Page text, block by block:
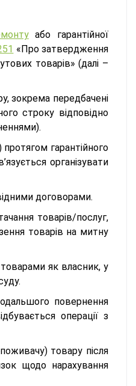
або гарантійної
«Про затвердження
товарів» (далі –
зокрема передбачені
строку відповідно
гарантійного
організувати
договорами.
товарів/послуг,
товарів на митну
як власник, у
повернення
операції з
товару після
щодо нарахування